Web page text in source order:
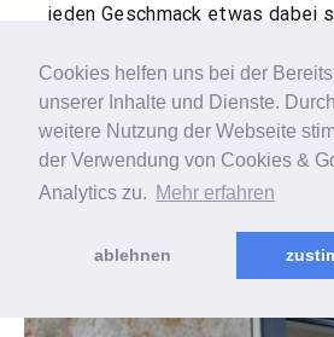
Cookies helfen uns bei der
unserer Inhalte und Dienste.
weitere Nutzung der Webseite
der Verwendung von Cookies &
Analytics zu. Mehr erfahren
ablehnen
jeden Geschmack etwas dabei
„Lokalrundgang“